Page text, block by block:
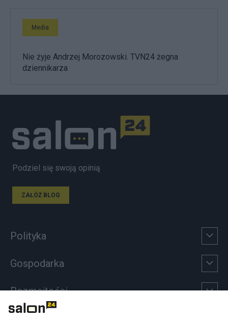
Media
Nie żyje Andrzej Morozowski. TVN24 żegna
dziennikarza
Podziel się swoją opinią
ZAŁÓŻ BLOG
Polityka
Gospodarka
Rozmaitości